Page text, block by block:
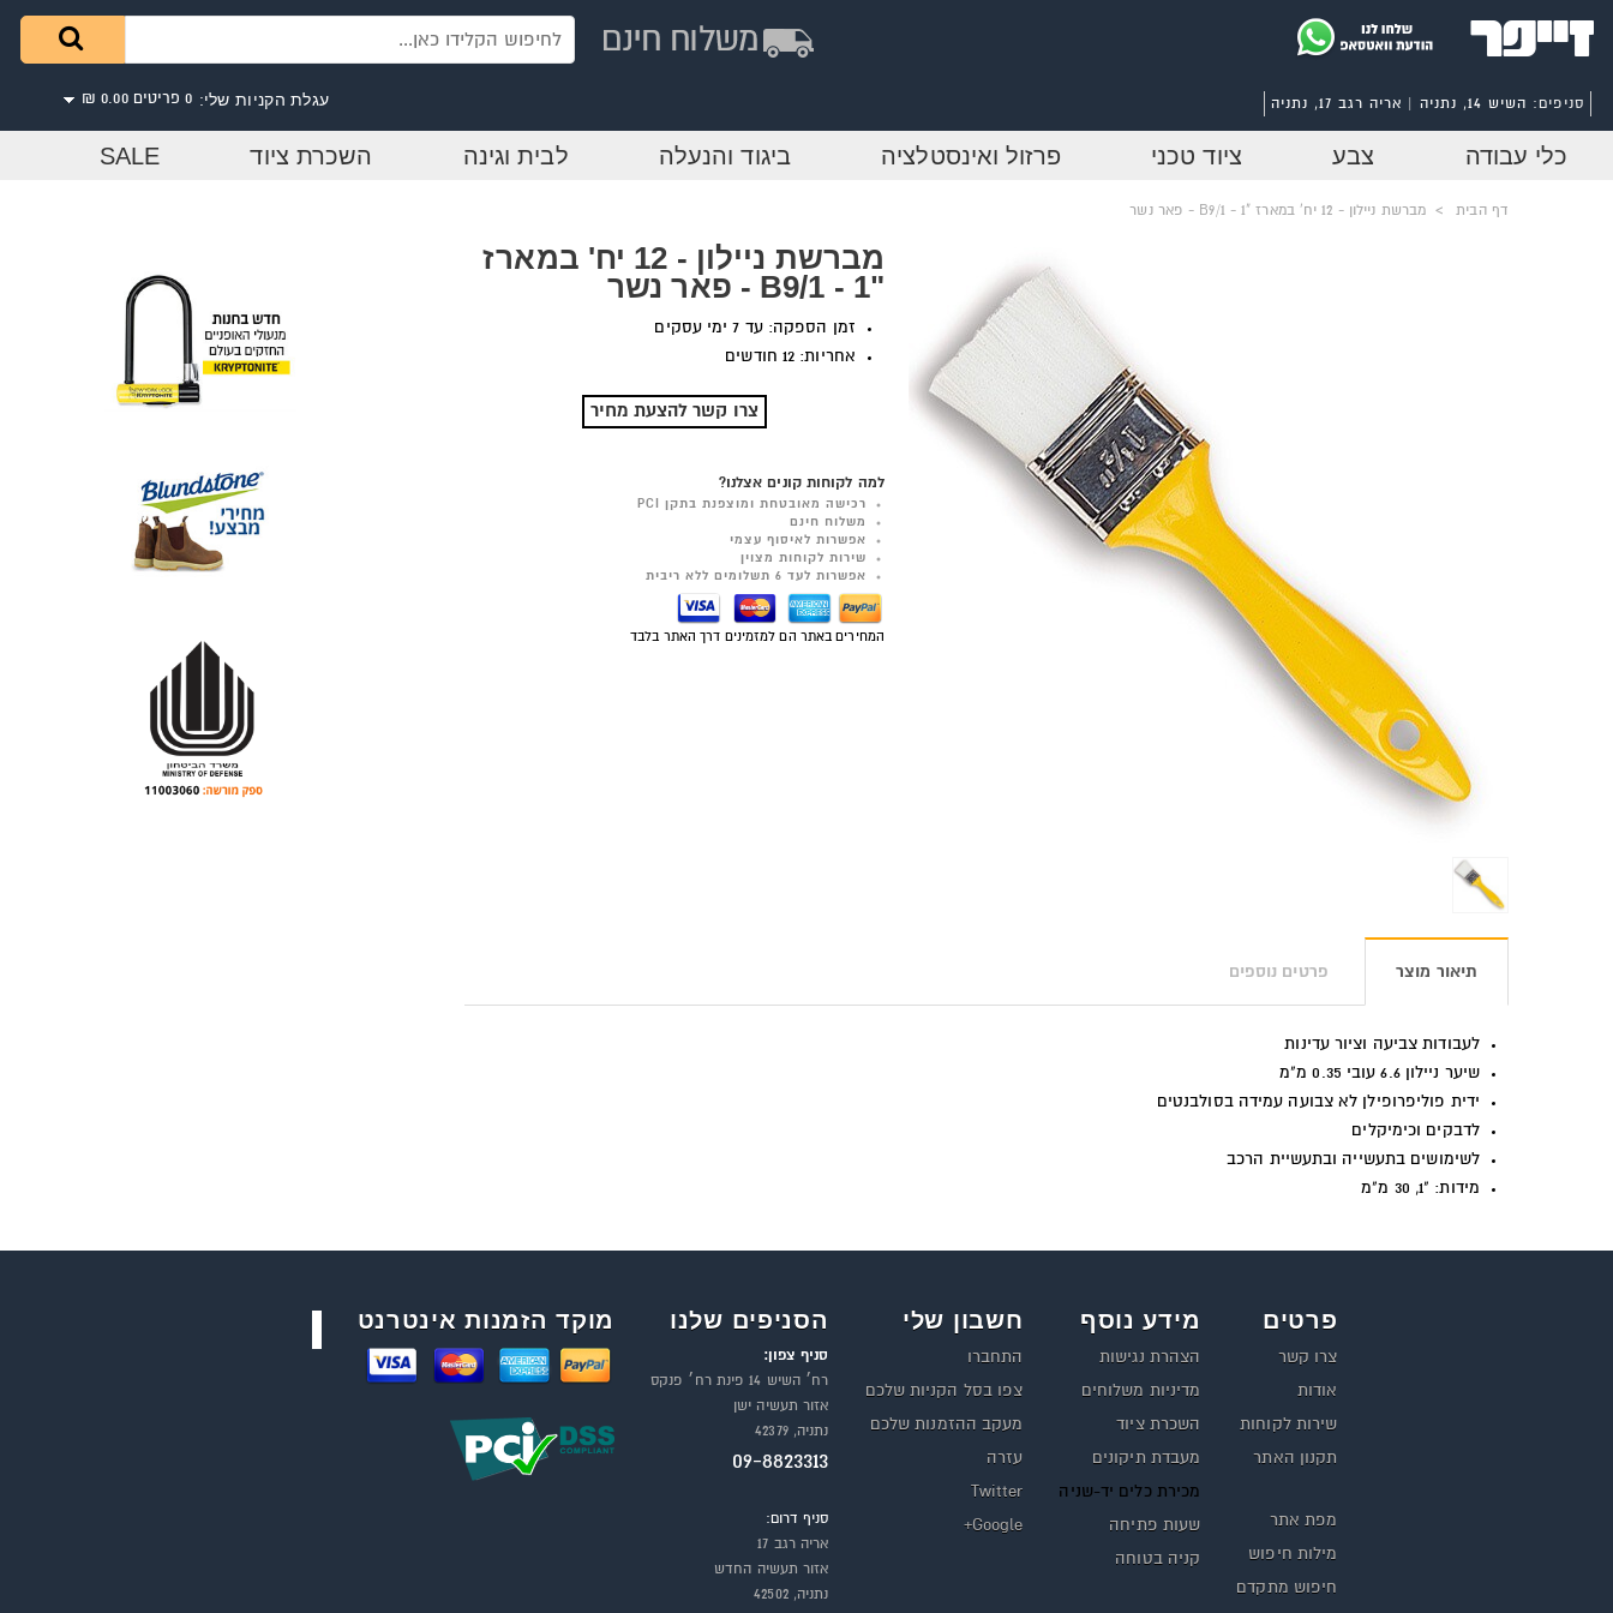
עגלת הקניות שלי: 0 פריטים 0.00 ₪ סניפים: השיש 14, נתניה | אריה רגב 17, נתניה
כלי עבודה צבע ציוד טכני פרזול ואינסטלציה ביגוד והנעלה לבית וגינה השכרת ציוד SALE
דף הבית > מברשת ניילון - 12 יח' במארז "1 - B9/1 - פאר נשר
מברשת ניילון - 12 יח' במארז
"1 - B9/1 - פאר נשר
זמן הספקה: עד 7 ימי עסקים
אחריות: 12 חודשים
צרו קשר להצעת מחיר
למה לקוחות קונים אצלנו?
רכישה מאובטחת ומוצפנת בתקן PCI
משלוח חינם
אפשרות לאיסוף עצמי
שירות לקוחות מצוין
אפשרות לעד 6 תשלומים ללא ריבית
המחירים באתר הם למזמינים דרך האתר בלבד
תיאור מוצר פרטים נוספים
לעבודות צביעה וציור עדינות
שיער ניילון 6.6 עובי 0.35 מ"מ
ידית פוליפרופילן לא צבועה עמידה בסולבנטים
לדבקים וכימיקלים
לשימושים בתעשייה ובתעשיית הרכב
מידות: "1, 30 מ"מ
פרטים
צרו קשר
אודות
שירות לקוחות
תקנון האתר
מפת אתר
מילות חיפוש
חיפוש מתקדם
מידע נוסף
הצהרת נגישות
מדיניות משלוחים
השכרת ציוד
מעבדת תיקונים
מכירת כלים יד-שניה
שעות פתיחה
קניה בטוחה
חשבון שלי
התחברו
צפו בסל הקניות שלכם
מעקב ההזמנות שלכם
עזרה
Twitter
Google+
הסניפים שלנו
סניף צפון:
רח׳ השיש 14 פינת רח׳ פנקס
אזור תעשיה ישן
נתניה, 42379
09-8823313
סניף דרום:
אריה רגב 17
אזור תעשיה החדש
נתניה, 42502
מוקד הזמנות אינטרנט